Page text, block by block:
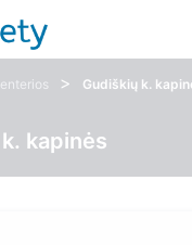
> Gudiškių k.
kapinės